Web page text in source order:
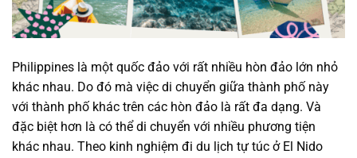
Philippines là một quốc đảo với rất nhiều hòn đảo lớn nhỏ
khác nhau. Do đó mà việc di chuyển giữa thành phố này
với thành phố khác trên các hòn đảo là rất đa dạng. Và
đặc biệt hơn là có thể di chuyển với nhiều phương tiện
khác nhau. Theo kinh nghiệm đi du lịch tự túc ở El Nido